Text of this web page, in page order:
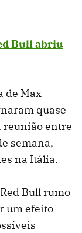
Bull abriu
de Max
quase
reunião entre
semana,
na Itália.
Bull rumo
um efeito